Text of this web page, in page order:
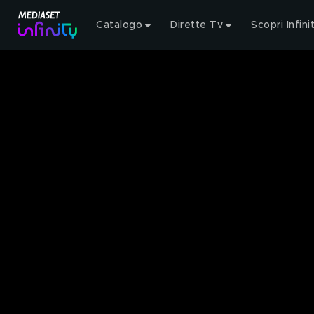
Catalogo Dirette Tv Scopri